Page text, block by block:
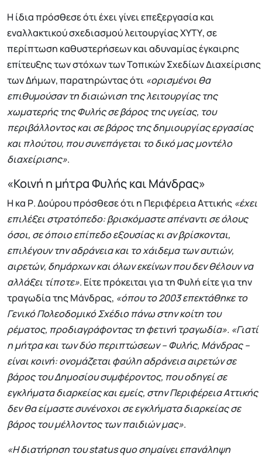
Η ίδια πρόσθεσε ότι έχει γίνει επεξεργασία και
εναλλακτικού σχεδιασμού λειτουργίας ΧΥΤΥ, σε
περίπτωση καθυστερήσεων και αδυναμίας έγκαιρης
επίτευξης των στόχων των Τοπικών Σχεδίων Διαχείρισης
των Δήμων, παρατηρώντας ότι «ορισμένοι θα
επιθυμούσαν τη διαιώνιση της λειτουργίας της
χωματερής της Φυλής σε βάρος της υγείας, του
περιβάλλοντος και σε βάρος της δημιουργίας εργασίας
και πλούτου, που συνεπάγεται το δικό μας μοντέλο
διαχείρισης».
«Κοινή η μήτρα Φυλής και Μάνδρας»
Η κα Ρ. Δούρου πρόσθεσε ότι η Περιφέρεια Αττικής «έχει
επιλέξει στρατόπεδο: βρισκόμαστε απέναντι σε όλους
όσοι, σε όποιο επίπεδο εξουσίας κι αν βρίσκονται,
επιλέγουν την αδράνεια και το χάιδεμα των αυτιών,
αιρετών, δημάρχων και όλων εκείνων που δεν θέλουν να
αλλάξει τίποτε». Είτε πρόκειται για τη Φυλή είτε για την
τραγωδία της Μάνδρας, «όπου το 2003 επεκτάθηκε το
Γενικό Πολεοδομικό Σχέδιο πάνω στην κοίτη του
ρέματος, προδιαγράφοντας τη φετινή τραγωδία». «Γιατί
η μήτρα και των δύο περιπτώσεων – Φυλής, Μάνδρας –
είναι κοινή: ονομάζεται φαύλη αδράνεια αιρετών σε
βάρος του Δημοσίου συμφέροντος, που οδηγεί σε
εγκλήματα διαρκείας και εμείς, στην Περιφέρεια Αττικής
δεν θα είμαστε συνένοχοι σε εγκλήματα διαρκείας σε
βάρος του μέλλοντος των παιδιών μας».
«Η διατήρηση του status quo σημαίνει επανάληψη